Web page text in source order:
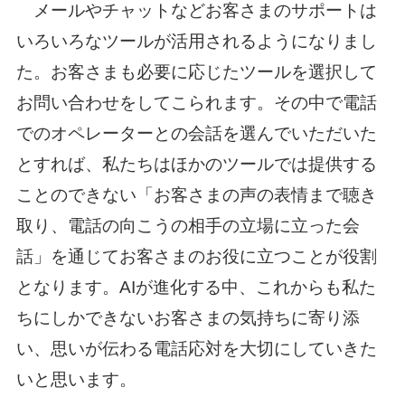
メールやチャットなどお客さまのサポートは
いろいろなツールが活用されるようになりまし
た。お客さまも必要に応じたツールを選択して
お問い合わせをしてこられます。その中で電話
でのオペレーターとの会話を選んでいただいた
とすれば、私たちはほかのツールでは提供する
ことのできない「お客さまの声の表情まで聴き
取り、電話の向こうの相手の立場に立った会
話」を通じてお客さまのお役に立つことが役割
となります。AIが進化する中、これからも私た
ちにしかできないお客さまの気持ちに寄り添
い、思いが伝わる電話応対を大切にしていきた
いと思います。